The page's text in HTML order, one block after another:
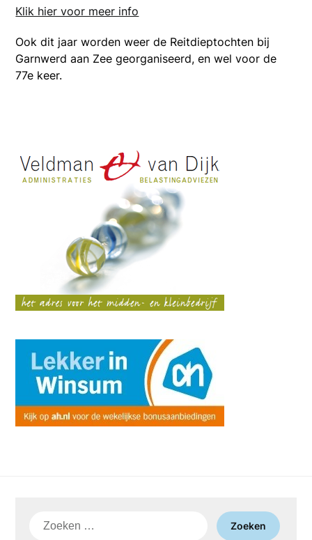
Klik hier voor meer info
Ook dit jaar worden weer de Reitdieptochten bij
Garnwerd aan Zee georganiseerd, en wel voor de
77e keer.
Zoeken